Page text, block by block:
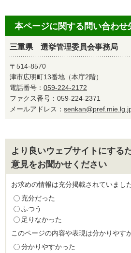
本ページに関する問い合わせ
三重県 選挙管理委員会事務局
〒514-8570
津市広明町13番地（本庁2階）
電話番号： 059-224-2172
ファクス番号：059-224-2371
メールアドレス：
より良いウェブサイトにする
意見をお聞かせください
お求めの情報は充分掲載されていまし
充分だった
ふつう
足りなかった
このページの内容や表現は分かりやす
分かりやすかった